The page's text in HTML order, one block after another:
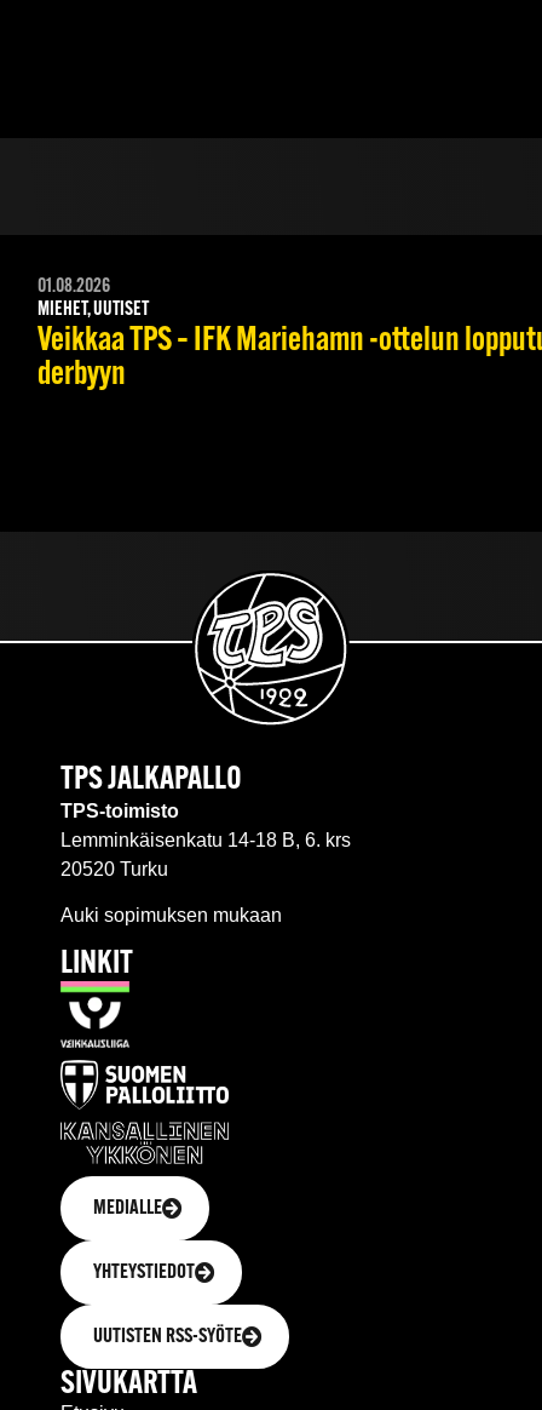
01.08.2026
MIEHET, UUTISET
Veikkaa TPS – IFK Mariehamn -ottelun
derbyyn
TPS JALKAPALLO
TPS-toimisto
Lemminkäisenkatu 14-18 B, 6. krs
20520 Turku
Auki sopimuksen mukaan
LINKIT
MEDIALLE
YHTEYSTIEDOT
UUTISTEN RSS-SYÖTE
SIVUKARTTA